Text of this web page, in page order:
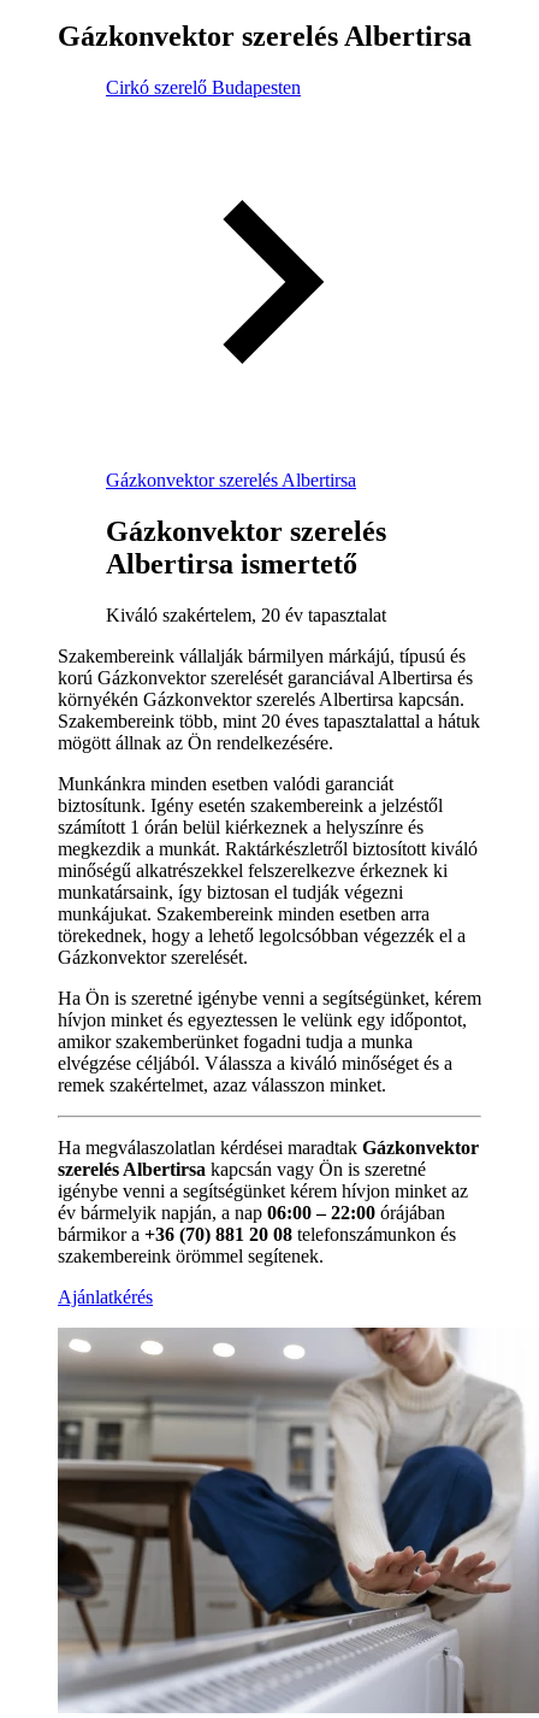
Gázkonvektor szerelés Albertirsa
Cirkó szerelő Budapesten
Gázkonvektor szerelés Albertirsa
Gázkonvektor szerelés
Albertirsa ismertető
Kiváló szakértelem, 20 év tapasztalat
Szakembereink vállalják bármilyen márkájú, típusú és
korú Gázkonvektor szerelését garanciával Albertirsa és
környékén Gázkonvektor szerelés Albertirsa kapcsán.
Szakembereink több, mint 20 éves tapasztalattal a hátuk
mögött állnak az Ön rendelkezésére.
Munkánkra minden esetben valódi garanciát
biztosítunk. Igény esetén szakembereink a jelzéstől
számított 1 órán belül kiérkeznek a helyszínre és
megkezdik a munkát. Raktárkészletről biztosított kiváló
minőségű alkatrészekkel felszerelkezve érkeznek ki
munkatársaink, így biztosan el tudják végezni
munkájukat. Szakembereink minden esetben arra
törekednek, hogy a lehető legolcsóbban végezzék el a
Gázkonvektor szerelését.
Ha Ön is szeretné igénybe venni a segítségünket, kérem
hívjon minket és egyeztessen le velünk egy időpontot,
amikor szakemberünket fogadni tudja a munka
elvégzése céljából. Válassza a kiváló minőséget és a
remek szakértelmet, azaz válasszon minket.
Ha megválaszolatlan kérdései maradtak Gázkonvektor
szerelés Albertirsa kapcsán vagy Ön is szeretné
igénybe venni a segítségünket kérem hívjon minket az
év bármelyik napján, a nap 06:00 – 22:00 órájában
bármikor a +36 (70) 881 20 08 telefonszámunkon és
szakembereink örömmel segítenek.
Ajánlatkérés